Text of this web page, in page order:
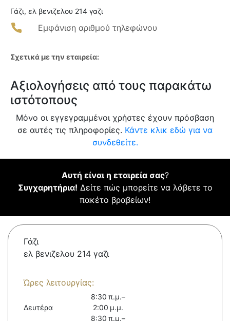
Γάζι, ελ βενιζελου 214 γαζι
Εμφάνιση αριθμού τηλεφώνου
Σχετικά με την εταιρεία:
Αξιολογήσεις από τους παρακάτω
ιστότοπους
Μόνο οι εγγεγραμμένοι χρήστες έχουν πρόσβαση
σε αυτές τις πληροφορίες. Κάντε κλικ εδώ για να
συνδεθείτε.
Αυτή είναι η εταιρεία σας?
Συγχαρητήρια! Δείτε πώς μπορείτε να λάβετε το
πακέτο βραβείων!
Γάζι
ελ βενιζελου 214 γαζι
Ώρες λειτουργίας:
Δευτέρα
8:30 π.μ.–
2:00 μ.μ.
8:30 π.μ.–